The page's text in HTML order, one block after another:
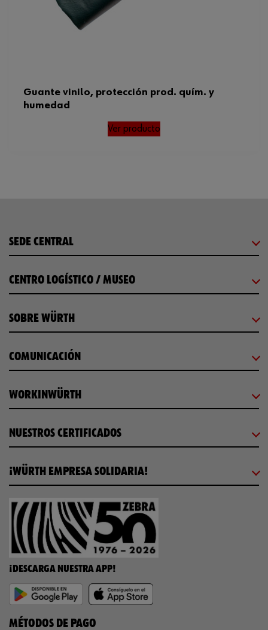
Guante vinilo, protección prod. quím. y
humedad
Ver producto
SEDE CENTRAL
CENTRO LOGÍSTICO / MUSEO
SOBRE WÜRTH
COMUNICACIÓN
WORKINWÜRTH
NUESTROS CERTIFICADOS
¡WÜRTH EMPRESA SOLIDARIA!
¡DESCARGA NUESTRA APP!
MÉTODOS DE PAGO